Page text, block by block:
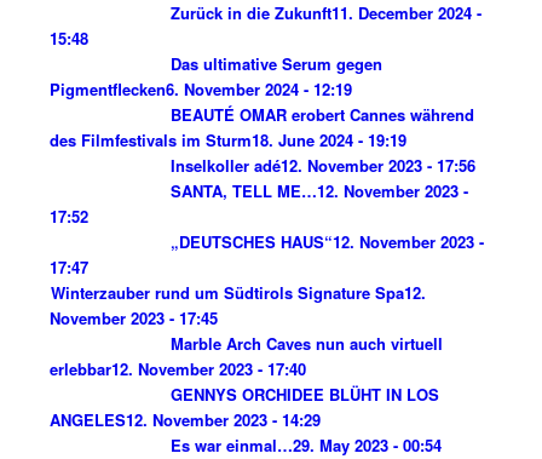
Zurück in die Zukunft11. December 2024 -
15:48
Das ultimative Serum gegen
Pigmentflecken6. November 2024 - 12:19
BEAUTÉ OMAR erobert Cannes während
des Filmfestivals im Sturm18. June 2024 - 19:19
Inselkoller adé12. November 2023 - 17:56
SANTA, TELL ME…12. November 2023 -
17:52
„DEUTSCHES HAUS“12. November 2023 -
17:47
Winterzauber rund um Südtirols Signature Spa12.
November 2023 - 17:45
Marble Arch Caves nun auch virtuell
erlebbar12. November 2023 - 17:40
GENNYS ORCHIDEE BLÜHT IN LOS
ANGELES12. November 2023 - 14:29
Es war einmal…29. May 2023 - 00:54